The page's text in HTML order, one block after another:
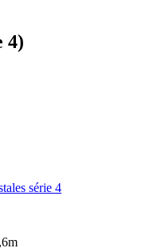
4)
série 4